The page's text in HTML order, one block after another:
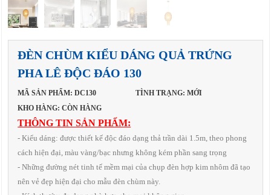
ĐÈN CHÙM KIỂU DÁNG QUẢ TRỨNG
PHA LÊ ĐỘC ĐÁO 130
MÃ SẢN PHẨM: DC130
TÌNH TRẠNG: MỚI
KHO HÀNG: CÒN HÀNG
THÔNG TIN SẢN PHẨM:
- Kiểu dáng: được thiết kế độc đáo dạng thả trần dài 1.5m, theo phong
cách hiện đại, màu vàng/bạc nhưng không kém phần sang trọng
- Những đường nét tinh tế mềm mại của chụp đèn hợp kim nhôm đã tạo
nên vẻ đẹp hiện đại cho mẫu đèn chùm này.